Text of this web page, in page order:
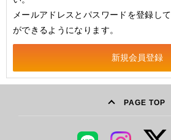
メールアドレスとパスワードを登録し
ができるようになります。
PAGE TOP